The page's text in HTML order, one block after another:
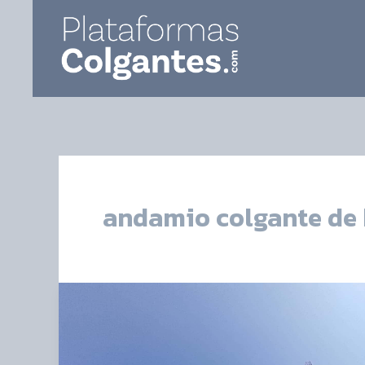
contenido
andamio colgante